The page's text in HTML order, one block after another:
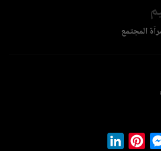
المجتمع
LinkedIn